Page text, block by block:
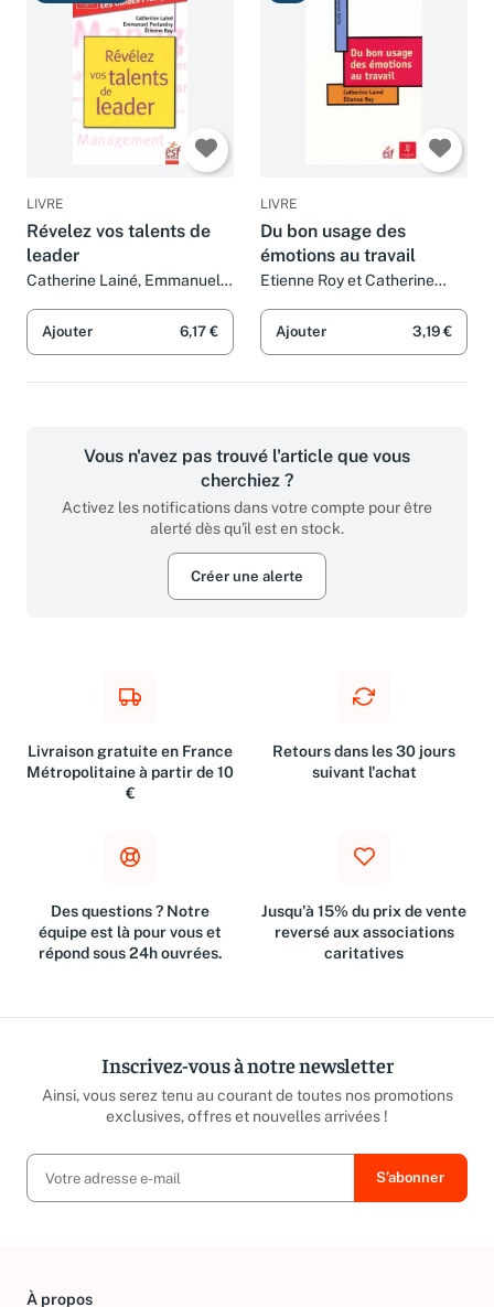
LIVRE
Révelez vos talents de
leader
Catherine Lainé, Emmanuel
Jean-Louis Muller
Ajouter 6,17 €
LIVRE
Du bon usage des
émotions au travail
Etienne Roy et Catherine
Ajouter 3,19 €
Vous n'avez pas trouvé l'article que vous
cherchiez ?
Activez les notifications dans votre compte pour être
alerté dès qu'il est en stock.
Créer une alerte
Livraison gratuite en France
Métropolitaine à partir de 10
€
Retours dans les 30 jours
suivant l'achat
Des questions ? Notre
équipe est là pour vous et
répond sous 24h ouvrées.
Jusqu'à 15% du prix de vente
reversé aux associations
caritatives
Inscrivez-vous à notre newsletter
Ainsi, vous serez tenu au courant de toutes nos promotions
exclusives, offres et nouvelles arrivées !
À propos